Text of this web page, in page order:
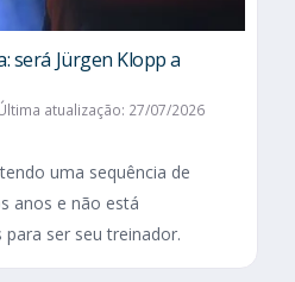
será Jürgen Klopp a
atualização: 27/07/2026
uma sequência de
anos e não está
ser seu treinador.